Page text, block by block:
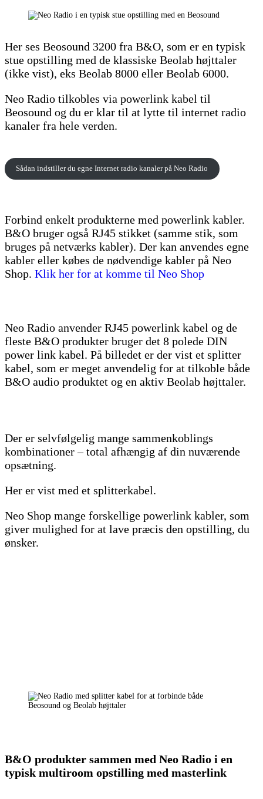
Her ses Beosound 3200 fra B&O, som er en typisk
stue opstilling med de klassiske Beolab højttaler
(ikke vist), eks Beolab 8000 eller Beolab 6000.
Neo Radio tilkobles via powerlink kabel til
Beosound og du er klar til at lytte til internet radio
kanaler fra hele verden.
Sådan indstiller du egne Internet radio kanaler på Neo Radio
Forbind enkelt produkterne med powerlink kabler.
B&O bruger også RJ45 stikket (samme stik, som
bruges på netværks kabler). Der kan anvendes egne
kabler eller købes de nødvendige kabler på Neo
Shop. Klik her for at komme til Neo Shop
Neo Radio anvender RJ45 powerlink kabel og de
fleste B&O produkter bruger det 8 polede DIN
power link kabel. På billedet er der vist et splitter
kabel, som er meget anvendelig for at tilkoble både
B&O audio produktet og en aktiv Beolab højttaler.
Der er selvfølgelig mange sammenkoblings
kombinationer – total afhængig af din nuværende
opsætning.
Her er vist med et splitterkabel.
Neo Shop mange forskellige powerlink kabler, som
giver mulighed for at lave præcis den opstilling, du
ønsker.
B&O produkter sammen med Neo Radio i en
typisk multiroom opstilling med masterlink